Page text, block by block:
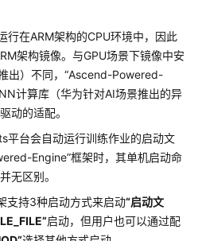
行在ARM架构的CPU环境中，因此
架构镜像。与GPU场景下镜像中安
出）不同，“Ascend-Powered-
计算库（华为针对AI场景推出的异
动的适配。
平台会自动运行训练作业的启动文
Engine”框架时，其单机启动命
无区别。
持3种启动方式来启动“启动文
启动，但用户也可以通过配